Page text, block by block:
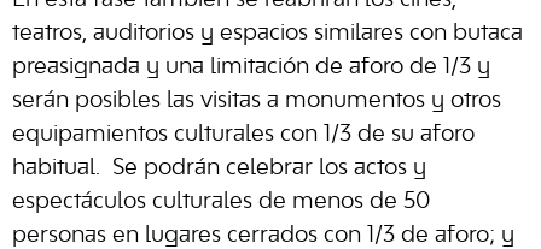
teatros, auditorios y espacios similares con butaca
preasignada y una limitación de aforo de 1/3 y
serán posibles las visitas a monumentos y otros
equipamientos culturales con 1/3 de su aforo
habitual. Se podrán celebrar los actos y
espectáculos culturales de menos de 50
personas en lugares cerrados con 1/3 de aforo; y